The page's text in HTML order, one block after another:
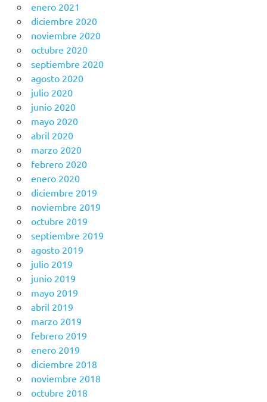
enero 2021
diciembre 2020
noviembre 2020
octubre 2020
septiembre 2020
agosto 2020
julio 2020
junio 2020
mayo 2020
abril 2020
marzo 2020
febrero 2020
enero 2020
diciembre 2019
noviembre 2019
octubre 2019
septiembre 2019
agosto 2019
julio 2019
junio 2019
mayo 2019
abril 2019
marzo 2019
febrero 2019
enero 2019
diciembre 2018
noviembre 2018
octubre 2018